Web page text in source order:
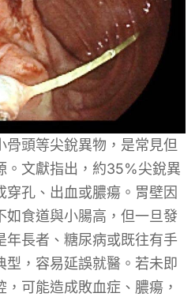
骨頭等尖銳異物，是常見但
。文獻指出，約35%尖銳異
孔、出血或膿瘍。胃壁因
如食道與小腸高，但一旦發
年長者、糖尿病或既往有手
型，容易延誤就醫。若未即
可能造成敗血症、膿瘍，